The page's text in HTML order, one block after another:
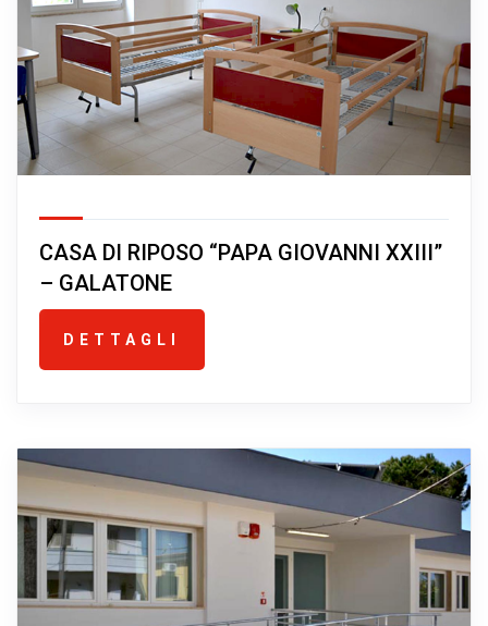
CASA DI RIPOSO “PAPA GIOVANNI XXIII”
– GALATONE
DETTAGLI